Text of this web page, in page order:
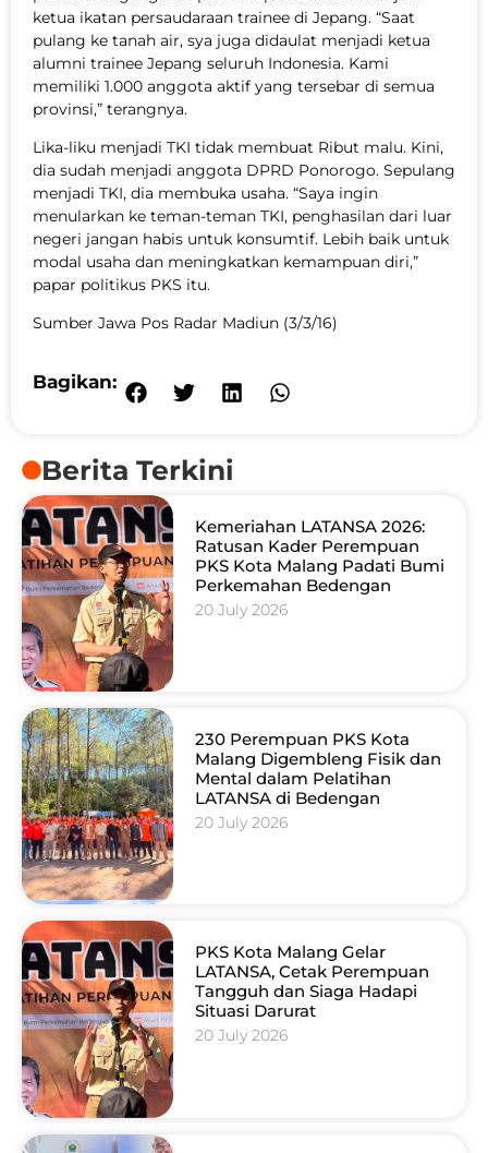
ketua ikatan persaudaraan trainee di Jepang. “Saat
pulang ke tanah air, sya juga didaulat menjadi ketua
alumni trainee Jepang seluruh Indonesia. Kami
memiliki 1.000 anggota aktif yang tersebar di semua
provinsi,” terangnya.
Lika-liku menjadi TKI tidak membuat Ribut malu. Kini,
dia sudah menjadi anggota DPRD Ponorogo. Sepulang
menjadi TKI, dia membuka usaha. “Saya ingin
menularkan ke teman-teman TKI, penghasilan dari luar
negeri jangan habis untuk konsumtif. Lebih baik untuk
modal usaha dan meningkatkan kemampuan diri,”
papar politikus PKS itu.
Sumber Jawa Pos Radar Madiun (3/3/16)
Bagikan:
Berita Terkini
Kemeriahan LATANSA 2026:
Ratusan Kader Perempuan
PKS Kota Malang Padati Bumi
Perkemahan Bedengan
20 July 2026
230 Perempuan PKS Kota
Malang Digembleng Fisik dan
Mental dalam Pelatihan
LATANSA di Bedengan
20 July 2026
PKS Kota Malang Gelar
LATANSA, Cetak Perempuan
Tangguh dan Siaga Hadapi
Situasi Darurat
20 July 2026